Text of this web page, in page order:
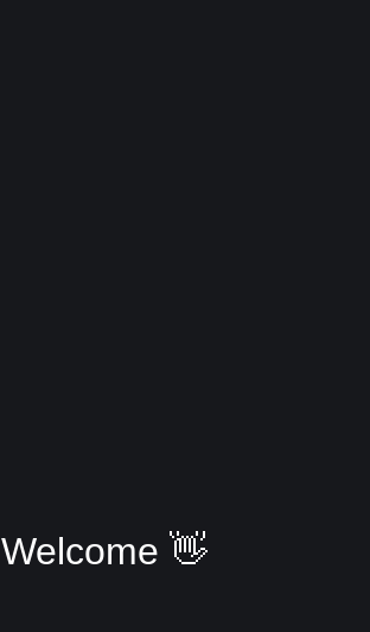
Welcome 👋